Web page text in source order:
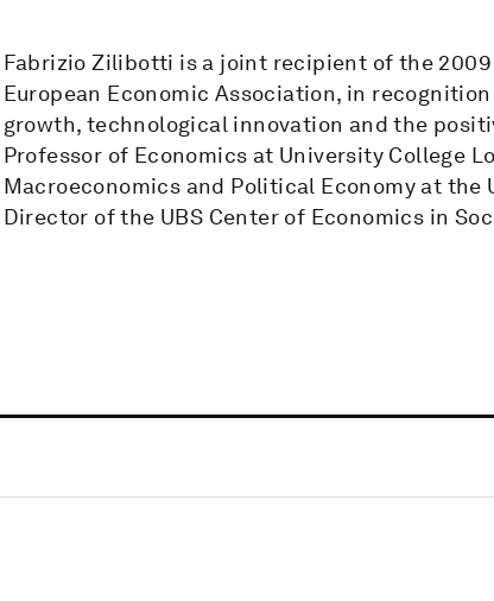
Fabrizio Zilibotti is a joint recipient of the
European Economic Association, in
growth, technological innovation and the
Professor of Economics at University College
Macroeconomics and Political Economy at
Director of the UBS Center of Economics in